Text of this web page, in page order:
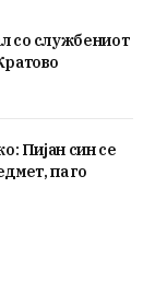
со службениот
Пијан син се
па го